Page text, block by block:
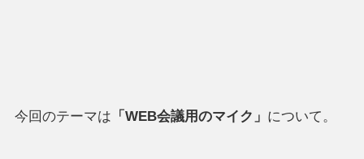
今回のテーマは 「WEB会議用のマイク」 について。